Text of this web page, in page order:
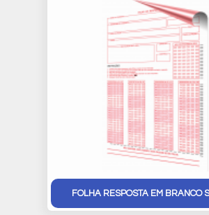
FOLHA RESPOSTA EM BRANCO